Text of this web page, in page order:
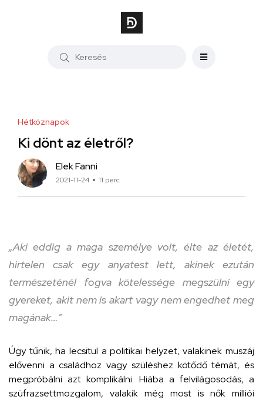
Hétköznapok
Ki dönt az életről?
Elek Fanni
2021-11-24 11 perc
„Aki eddig a maga személye volt, élte az életét,
hirtelen csak egy anyatest lett, akinek ezután
természeténél fogva kötelessége megszülni egy
gyereket, akit nem is akart vagy nem engedhet meg
magának…”
Úgy tűnik, ha lecsitul a politikai helyzet, valakinek muszáj
elővenni a családhoz vagy szüléshez kötődő témát, és
megpróbálni azt komplikálni. Hiába a felvilágosodás, a
szüfrazsettmozgalom, valakik még most is nők milliói